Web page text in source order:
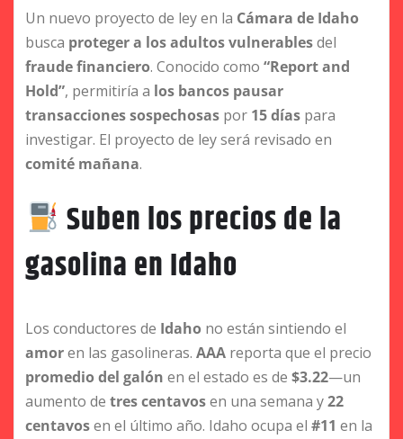
Un nuevo proyecto de ley en la Cámara de Idaho
busca proteger a los adultos vulnerablesdel
fraude financiero. Conocido como “Report and
Hold”, permitiría a los bancos pausar
transacciones sospechosas por 15 días para
investigar. El proyecto de ley será revisado en
comité mañana.
Suben los precios de la
gasolina en Idaho
Los conductores de Idaho no están sintiendo el
amoren las gasolineras. AAA reporta que el precio
promedio del galón en el estado es de $3.22—un
aumento de tres centavosen una semana y22
centavosen el último año. Idaho ocupa el #11 en la